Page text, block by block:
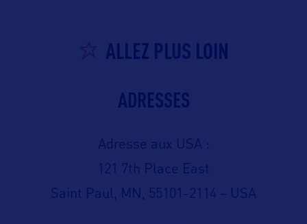
ALLEZ PLUS LOIN
ADRESSES
Adresse aux USA :
121 7th Place East
Saint Paul, MN, 55101-2114 – USA